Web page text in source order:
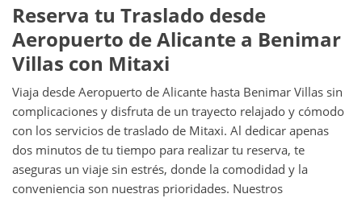
Reserva tu Traslado desde
Aeropuerto de Alicante a Benimar
Villas con Mitaxi
Viaja desde Aeropuerto de Alicante hasta Benimar Villas sin
complicaciones y disfruta de un trayecto relajado y cómodo
con los servicios de traslado de Mitaxi. Al dedicar apenas
dos minutos de tu tiempo para realizar tu reserva, te
aseguras un viaje sin estrés, donde la comodidad y la
conveniencia son nuestras prioridades. Nuestros